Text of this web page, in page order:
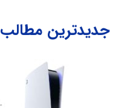
جدیدترین مطالب